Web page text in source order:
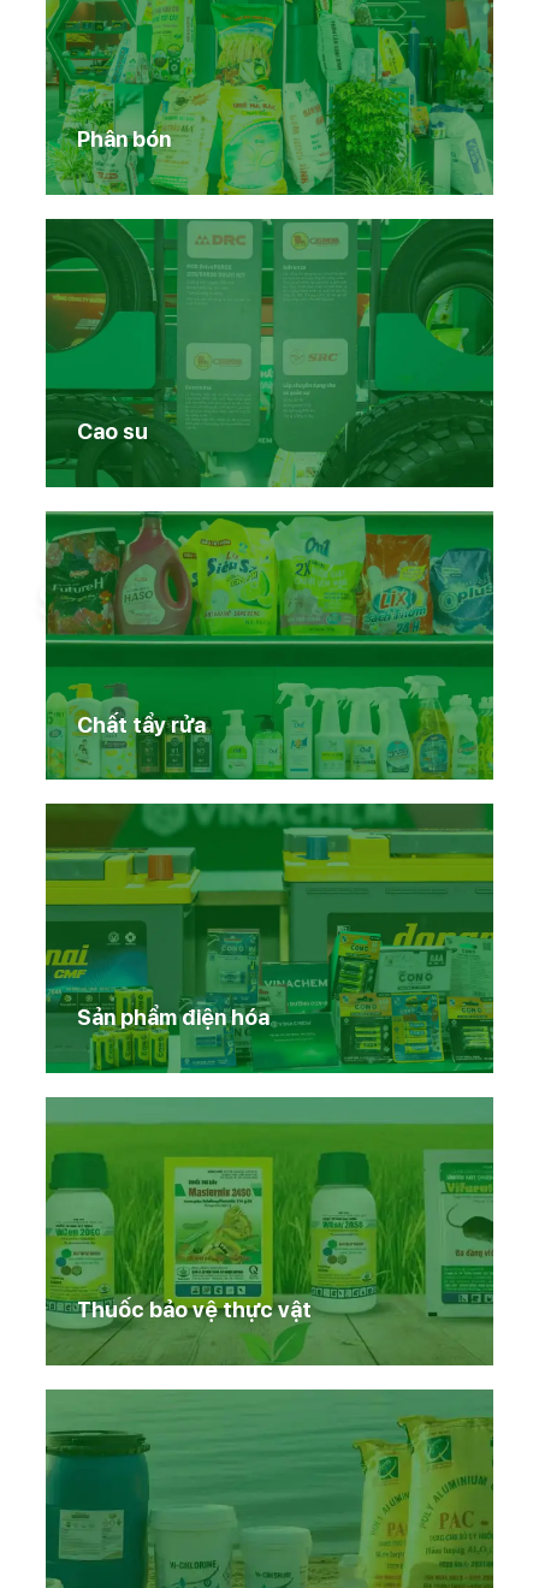
Trang chủ Sản phẩm Vinachem
Sản phẩm Vinachem
Phân bón
Cao su
Chất tẩy rửa
Sản phẩm điện hóa
Thuốc bảo vệ thực vật